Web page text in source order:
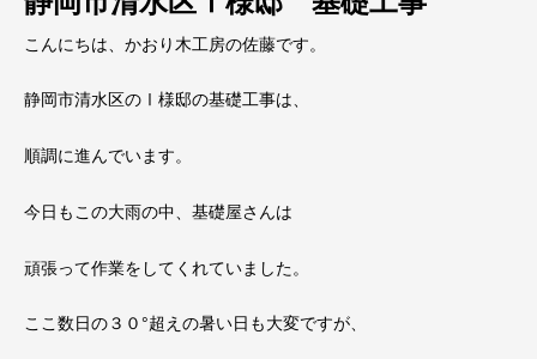
こんにちは、かおり木工房の佐藤です。
静岡市清水区のⅠ様邸の基礎工事は、
順調に進んでいます。
今日もこの大雨の中、基礎屋さんは
頑張って作業をしてくれていました。
ここ数日の３０°超えの暑い日も大変ですが、